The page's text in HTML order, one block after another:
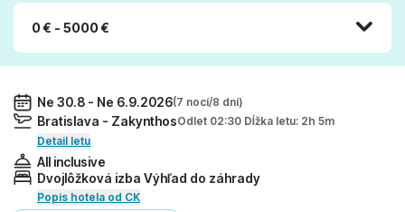
0 € - 5000 €
Ne 30.8 - Ne 6.9.2026(7 nocí/8 dní)
Bratislava - ZakynthosOdlet 02:30 Dĺžka letu: 2h 5m
Detail letu
All inclusive
Dvojlôžková izba Výhľad do záhrady
Popis hotela od CK